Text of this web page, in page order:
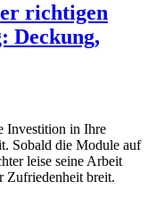
richtigen
Deckung,
Investition in Ihre
Sobald die Module auf
leise seine Arbeit
Zufriedenheit breit.